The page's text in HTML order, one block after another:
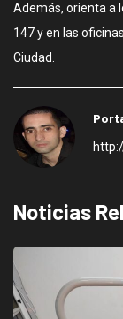
Además, orienta a
147 y en las
Ciudad.
Noticias